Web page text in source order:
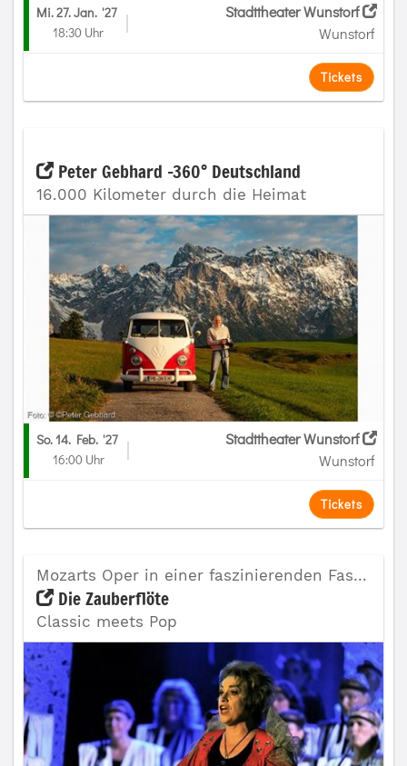
Mi. 27. Jan. '27
18:30 Uhr
Stadttheater Wunstorf
Wunstorf
Tickets
Peter Gebhard -360° Deutschland
16.000 Kilometer durch die Heimat
So. 14. Feb. '27
16:00 Uhr
Stadttheater Wunstorf
Wunstorf
Tickets
Mozarts Oper in einer faszinierenden Fassung
Die Zauberflöte
Classic meets Pop